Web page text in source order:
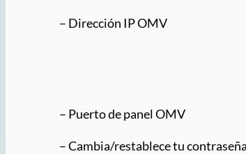
– Dirección IP OMV
– Puerto de panel OMV
– Cambia/restablece tu